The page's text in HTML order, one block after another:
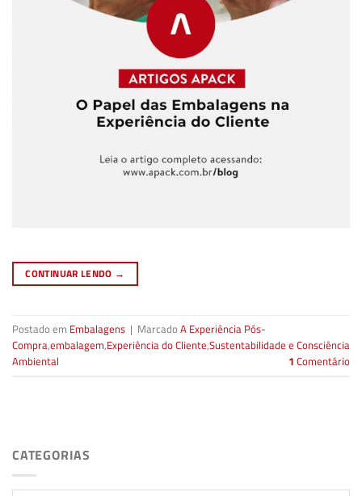
CONTINUAR LENDO →
Postado em Embalagens | MarcadoA Experiência Pós-
Compra,embalagem,Experiência do Cliente,Sustentabilidade e Consciência
Ambiental
1 Comentário
CATEGORIAS